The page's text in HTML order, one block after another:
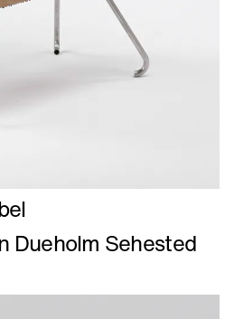
Dueholm Sehested